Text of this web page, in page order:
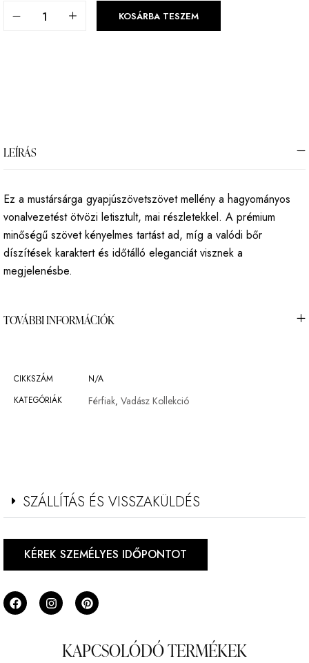
KOSÁRBA TESZEM
LEÍRÁS
Ez a mustársárga gyapjúszövetszövet mellény a hagyományos
vonalvezetést ötvözi letisztult, mai részletekkel. A prémium
minőségű szövet kényelmes tartást ad, míg a valódi bőr
díszítések karaktert és időtálló eleganciát visznek a
megjelenésbe.
TOVÁBBI INFORMÁCIÓK
CIKKSZÁM
N/A
KATEGÓRIÁK
Férfiak, Vadász Kollekció
SZÁLLÍTÁS ÉS VISSZAKÜLDÉS
KÉREK SZEMÉLYES IDŐPONTOT
KAPCSOLÓDÓ TERMÉKEK